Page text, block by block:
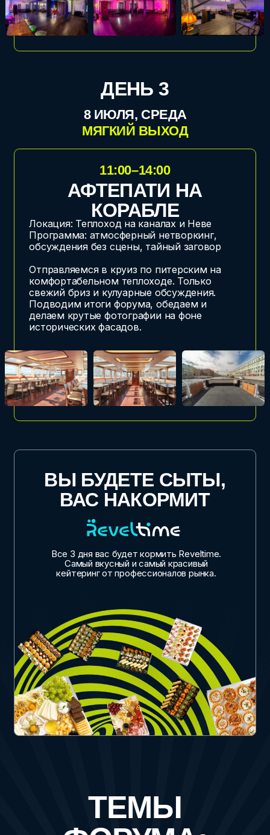
Все 3 дня вас будет кормить Reveltime.
Самый вкусный и самый красивый
Люди в команде и люди на мероприятии.
Поговорим о дефиците кадров и о том,
как собрать эффективную команду. Разберём
психологию современного клиента: почему
«новые взрослые» выбирают камерность
и как владельцу площадки стать лидером
ЛЮДИ:
КАПИТАЛ ДОВЕРИЯ
Уходим от типовых сценариев к созданию
уникального клиентского опыта. Новые форматы:
от иммерсивных шоу до поэтических вечеров,
ПРОГРАММА:
РЕЖИССУРА
ВПЕЧАТЛЕНИЙ
оснащение площадки напрямую влияют
ПРОСТРАНСТВО:
АРХИТЕКТУРА
ДОХОДА
ЭКОНОМИКА
ТЕМЫ
ФОРУМА:
ОТ СТРАТЕГИИ
ДО ЭМОЦИЙ